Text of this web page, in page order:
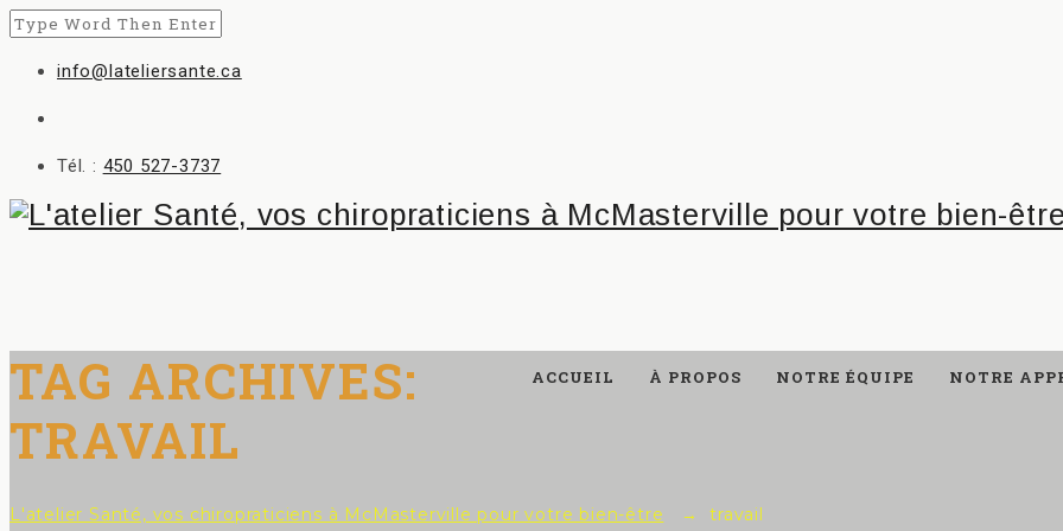
info@lateliersante.ca
Tél. : 450 527-3737
ACCUEIL À PROPOS NOTRE ÉQUIPE NOTRE
TAG ARCHIVES:
TRAVAIL
L'atelier Santé, vos chiropraticiens à McMasterville pour votre bien-être →travail